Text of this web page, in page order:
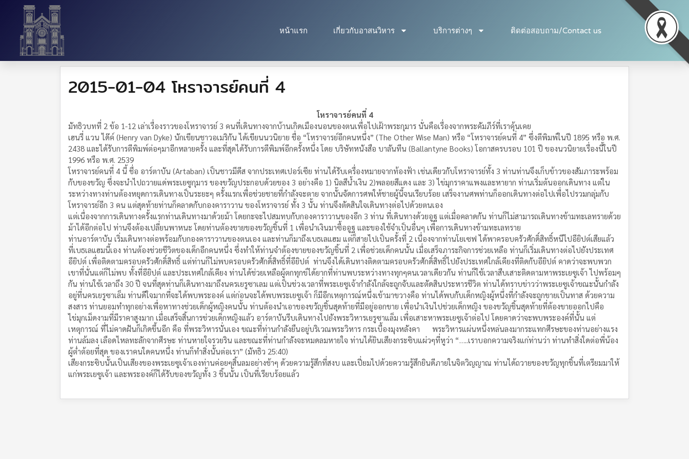
หน้าแรก เกี่ยวกับอาสนวิหาร บริการต่างๆ ติดต่อสอบถาม/Contact us
2015-01-04 โหราจารย์คนที่ 4
โหราจารย์คนที่ 4
มัทธิวบทที่ 2 ข้อ 1-12 เล่าเรื่องราวของโหราจารย์ 3 คนที่เดินทางจากบ้านเกิดเมืองนอนของตนเพื่อไปเฝ้าพระกุมาร นั่นคือเรื่องจากพระคัมภีร์ที่เราคุ้นเคย
เฮนรี่ แวน ได๊ค์ (Henry van Dyke) นักเขียนชาวอเมริกัน ได้เขียนนวนิยาย ชื่อ “โหราจารย์อีกคนหนึ่ง” (The Other Wise Man) หรือ “โหราจารย์คนที่ 4” ซึ่งตีพิมพ์ในปี 1895 หรือ พ.ศ.
2438 และได้รับการตีพิมพ์ต่อๆมาอีกหลายครั้ง และที่สุดได้รับการตีพิมพ์อีกครั้งหนึ่ง โดย บริษัทหนังสือ บาลันทีน (Ballantyne Books) โอกาสครบรอบ 101 ปี ของนวนิยายเรื่องนี้ในปี
1996 หรือ พ.ศ. 2539
โหราจารย์คนที่ 4 นี้ ชื่อ อาร์ตาบัน (Artaban) เป็นชาวมีดีส จากประเทศเปอร์เซีย ท่านได้รับเครื่องหมายจากท้องฟ้า เช่นเดียวกับโหราจารย์ทั้ง 3 ท่านท่านจึงเก็บข้าวของสัมภาระพร้อม
กับของขวัญ ซึ่งจะนำไปถวายแด่พระเยซูกุมาร ของขวัญประกอบด้วยของ 3 อย่างคือ 1) นิลสีน้ำเงิน 2)พลอยสีแดง และ 3) ไข่มุกราคาแพงและหายาก ท่านเริ่มต้นออกเดินทาง แต่ใน
ระหว่างทางท่านต้องหยุดการเดินทางเป็นระยะๆ ครั้งแรกเพื่อช่วยชายที่กำลังจะตาย จากนั้นจัดการศพให้ชายผู้นี้จนเรียบร้อย เสร็จงานศพท่านก็ออกเดินทางต่อไปเพื่อไปรวมกลุ่มกับ
โหราจารย์อีก 3 คน แต่สุดท้ายท่านก็คลาดกับกองคาราวาน ของโหราจารย์ ทั้ง 3 นั้น ท่านจึงตัดสินใจเดินทางต่อไปด้วยตนเอง
แต่เนื่องจากการเดินทางครั้งแรกท่านเดินทางมาด้วยม้า โดยกะจะไปสมทบกับกองคาราวานของอีก 3 ท่าน ที่เดินทางด้วยอูฐ แต่เมื่อคลาดกัน ท่านก็ไม่สามารถเดินทางข้ามทะเลทรายด้วย
ม้าได้อีกต่อไป ท่านจึงต้องเปลี่ยนพาหนะ โดยท่านต้องขายของขวัญชิ้นที่ 1 เพื่อนำเงินมาซื้ออูฐ และของใช้จำเป็นอื่นๆ เพื่อการเดินทางข้ามทะเลทราย
ท่านอาร์ตาบัน เริ่มเดินทางต่อพร้อมกับกองคาราวานของตนเอง และท่านก็มาถึงเบธเลแฮม แต่ก็สายไปเป็นครั้งที่ 2 เนื่องจากท่านโยเซฟ ได้พาครอบครัวศักดิ์สิทธิ์หนีไปอียิปต์เสียแล้ว
ที่เบธเลแฮมนี้เอง ท่านต้องช่วยชีวิตของเด็กอีกคนหนึ่ง ซึ่งทำให้ท่านจำต้องขายของขวัญชิ้นที่ 2 เพื่อช่วยเด็กคนนั้น เมื่อเสร็จภาระกิจการช่วยเหลือ ท่านก็เริ่มเดินทางต่อไปยังประเทศ
อียิปต์ เพื่อติดตามครอบครัวศักดิ์สิทธิ์ แต่ท่านก็ไม่พบครอบครัวศักดิ์สิทธิ์ที่อียิปต์ ท่านจึงได้เดินทางติดตามครอบครัวศักดิ์สิทธิ์ไปยังประเทศใกล้เคียงที่ติดกับอียิปต์ คาดว่าจะพบพวก
เขาที่นั่นแต่ก็ไม่พบ ทั้งที่อียิปต์ และประเทศใกล้เคียง ท่านได้ช่วยเหลือผู้ตกทุกข์ได้ยากที่ท่านพบระหว่างทางทุกๆคนเวลาเดียวกัน ท่านก็ใช้เวลาสืบเสาะติดตามหาพระเยซูเจ้า ไปพร้อมๆ
กัน ท่านใช้เวลาถึง 30 ปี จนที่สุดท่านก็เดินทางมาถึงนครเยรูซาเลม แต่เป็นช่วงเวลาที่พระเยซูเจ้ากำลังใกล้จะถูกจับและตัดสินประหารชีวิต ท่านได้ทราบข่าวว่าพระเยซูเจ้าขณะนั้นกำลัง
อยู่ที่นครเยรูซาเล็ม ท่านดีใจมากที่จะได้พบพระองค์ แต่ก่อนจะได้พบพระเยซูเจ้า ก็มีอีกเหตุการณ์หนึ่งเข้ามาขวางคือ ท่านได้พบกับเด็กหญิงผู้หนึ่งที่กำลังจะถูกขายเป็นทาส ด้วยความ
สงสาร ท่านยอมทำทุกอย่างเพื่อหาทางช่วยเด็กผู้หญิงคนนั้น ท่านต้องนำเอาของขวัญชิ้นสุดท้ายที่มีอยู่ออกขาย เพื่อนำเงินไปช่วยเด็กหญิง ของขวัญชิ้นสุดท้ายที่ต้องขายออกไปคือ
ไข่มุกเม็ดงามที่มีราคาสูงมาก เมื่อเสร็จสิ้นการช่วยเด็กหญิงแล้ว อาร์ตาบันรีบเดินทางไปยังพระวิหารเยรูซาแล็ม เพื่อเสาะหาพระเยซูเจ้าต่อไป โดยคาดว่าจะพบพระองค์ที่นั้น แต่
เหตุการณ์ ที่ไม่คาดฝันก็เกิดขึ้นอีก คือ ที่พระวิหารนั่นเอง ขณะที่ท่านกำลังยืนอยู่บริเวณพระวิหาร กระเบื้องมุงหลังคา พระวิหารแผ่นหนึ่งหล่นลงมากระแทกศีรษะของท่านอย่างแรง
ท่านล้มลง เลือดไหลทะลักจากศีรษะ ท่านหายใจรวยริน และขณะที่ท่านกำลังจะหมดลมหายใจ ท่านได้ยินเสียงกระซิบแผ่วๆที่หูว่า “…..เราบอกความจริงแก่ท่านว่า ท่านทำสิ่งใดต่อพี่น้อง
ผู้ต่ำต้อยที่สุด ของเราคนใดคนหนึ่ง ท่านก็ทำสิ่งนั้นต่อเรา” (มัทธิว 25:40)
เสียงกระซิบนั้นเป็นเสียงของพระเยซูเจ้าเองท่านค่อยๆสิ้นลมอย่างช้าๆ ด้วยความรู้สึกที่สงบ และเปี่ยมไปด้วยความรู้สึกยินดีภายในจิตวิญญาณ ท่านได้ถวายของขวัญทุกชิ้นที่เตรียมมาให้
แก่พระเยซูเจ้า และพระองค์ก็ได้รับของขวัญทั้ง 3 ชิ้นนั้น เป็นที่เรียบร้อยแล้ว